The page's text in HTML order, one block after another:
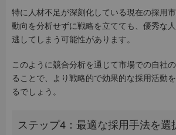
特に人材不足が深刻化している現在の採用
動向を分析せずに戦略を立てても、優秀な
逃してしまう可能性があります。
このように競合分析を通じて市場での自社
ることで、より戦略的で効果的な採用活動
るでしょう。
ステップ4：最適な採用手法を選